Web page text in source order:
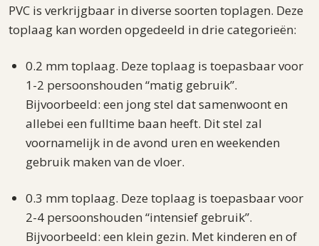
PVC is verkrijgbaar in diverse soorten toplagen. Deze
toplaag kan worden opgedeeld in drie categorieën:
0.2 mm toplaag. Deze toplaag is toepasbaar voor
1-2 persoonshouden “matig gebruik”.
Bijvoorbeeld: een jong stel dat samenwoont en
allebei een fulltime baan heeft. Dit stel zal
voornamelijk in de avond uren en weekenden
gebruik maken van de vloer.
0.3 mm toplaag. Deze toplaag is toepasbaar voor
2-4 persoonshouden “intensief gebruik”.
Bijvoorbeeld: een klein gezin. Met kinderen en of